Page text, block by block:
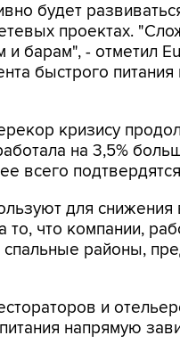
будет
проектах.
барам", - отметил
быстрого
кризису
на 3,5%
всего
для снижения
то, что компании,
районы,
и
напрямую